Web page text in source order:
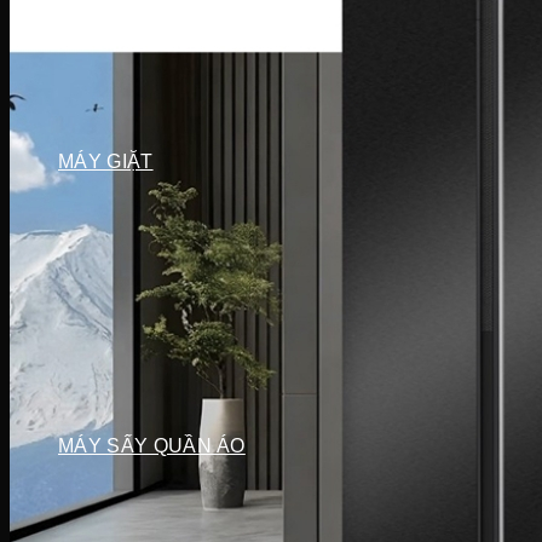
Điều hòa Sunhouse
MÁY GIẶT
Máy giặt LG
Máy giặt Beko
Máy giặt Aqua
Máy giặt Sharp
Máy giặt Bosch
Máy giặt Casper
Máy giặt Toshiba
Máy giặt SamSung
Máy giặt Panasonic
Máy giặt Electrolux
MÁY SẤY QUẦN ÁO
Máy sấy LG
Máy sấy Aqua
Máy sấy Candy